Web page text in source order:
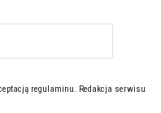
regulaminu. Redakcja serwisu